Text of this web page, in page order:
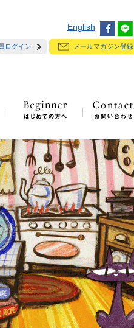
English
ログイン メールマガジン登録